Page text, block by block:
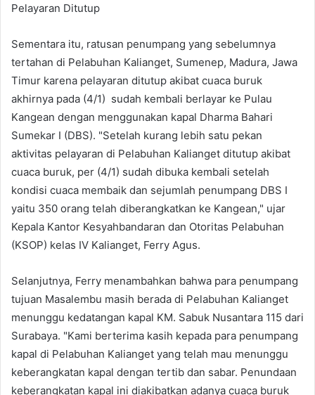
Pelayaran Ditutup
Sementara itu, ratusan penumpang yang sebelumnya
tertahan di Pelabuhan Kalianget, Sumenep, Madura, Jawa
Timur karena pelayaran ditutup akibat cuaca buruk
akhirnya pada (4/1) sudah kembali berlayar ke Pulau
Kangean dengan menggunakan kapal Dharma Bahari
Sumekar I (DBS). "Setelah kurang lebih satu pekan
aktivitas pelayaran di Pelabuhan Kalianget ditutup akibat
cuaca buruk, per (4/1) sudah dibuka kembali setelah
kondisi cuaca membaik dan sejumlah penumpang DBS I
yaitu 350 orang telah diberangkatkan ke Kangean," ujar
Kepala Kantor Kesyahbandaran dan Otoritas Pelabuhan
(KSOP) kelas IV Kalianget, Ferry Agus.
Selanjutnya, Ferry menambahkan bahwa para penumpang
tujuan Masalembu masih berada di Pelabuhan Kalianget
menunggu kedatangan kapal KM. Sabuk Nusantara 115 dari
Surabaya. "Kami berterima kasih kepada para penumpang
kapal di Pelabuhan Kalianget yang telah mau menunggu
keberangkatan kapal dengan tertib dan sabar. Penundaan
keberangkatan kapal ini diakibatkan adanya cuaca buruk